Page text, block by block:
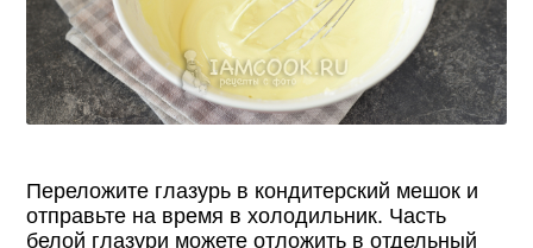
Переложите глазурь в кондитерский мешок и
отправьте на время в холодильник. Часть
белой глазури можете отложить в отдельный